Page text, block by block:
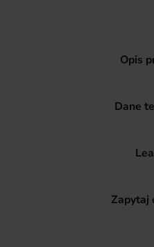
Opis
Dane
Zapytaj